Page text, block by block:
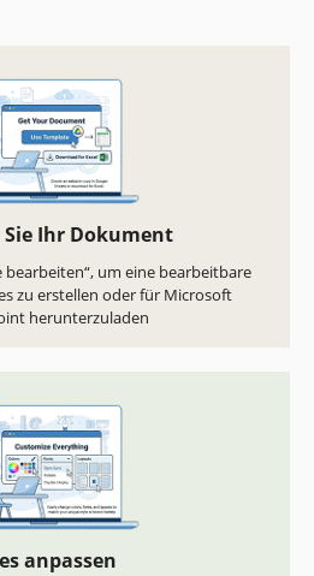
Ihr Dokument
bearbeiten“, um eine bearbeitbare
zu erstellen oder für Microsoft
herunterzuladen
anpassen